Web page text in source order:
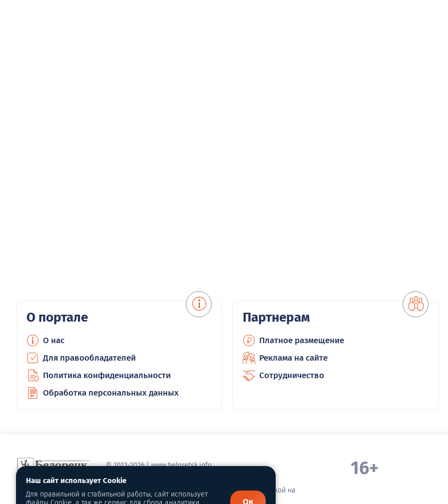
О портале
О нас
Для правообладателей
Политика конфиденциальности
Обработка персональных данных
Партнерам
Платное размещение
Реклама на сайте
Сотрудничество
© 2013-2026 | www.beloretsk.info
Справочно-информационный сайт г. Белорецка
Перепубликация материалов с обязательной ссылкой на
первоисточник - www.beloretsk.info
16+
Наш сайт использует Cookie
Для правильной и стабильной работы, сайт использует
Ок